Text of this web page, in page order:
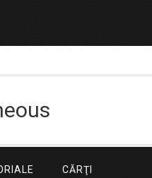
CĂRŢI